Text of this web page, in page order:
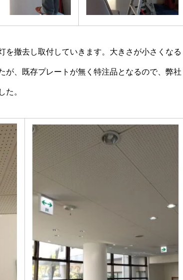
を撤去し取付していきます。大きさが小さくなる
が、既存プレートが無く特注品となるので、弊社
た。